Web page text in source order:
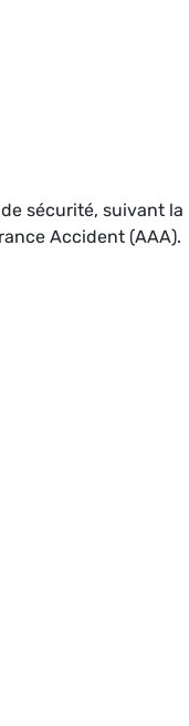
sécurité, suivant la
Accident (AAA).